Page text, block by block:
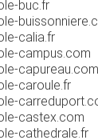
buc.fr
calia.fr
campus.com
capureau.com
caroule.fr
castex.com
cathedrale.fr